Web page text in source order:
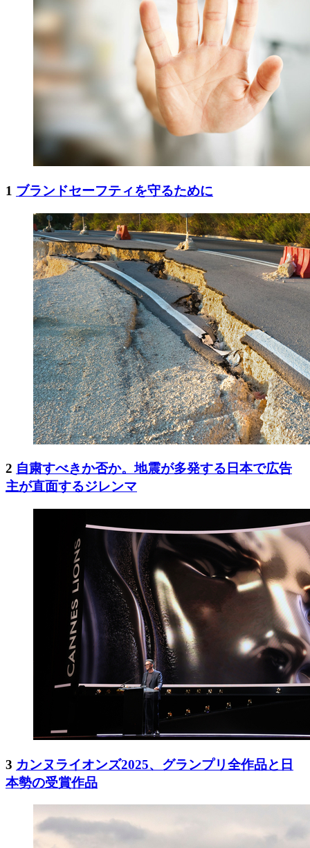
1 ブランドセーフティを守るために
2 自粛すべきか否か。地震が多発する日本で広告
主が直面するジレンマ
3 カンヌライオンズ2025、グランプリ全作品と日
本勢の受賞作品